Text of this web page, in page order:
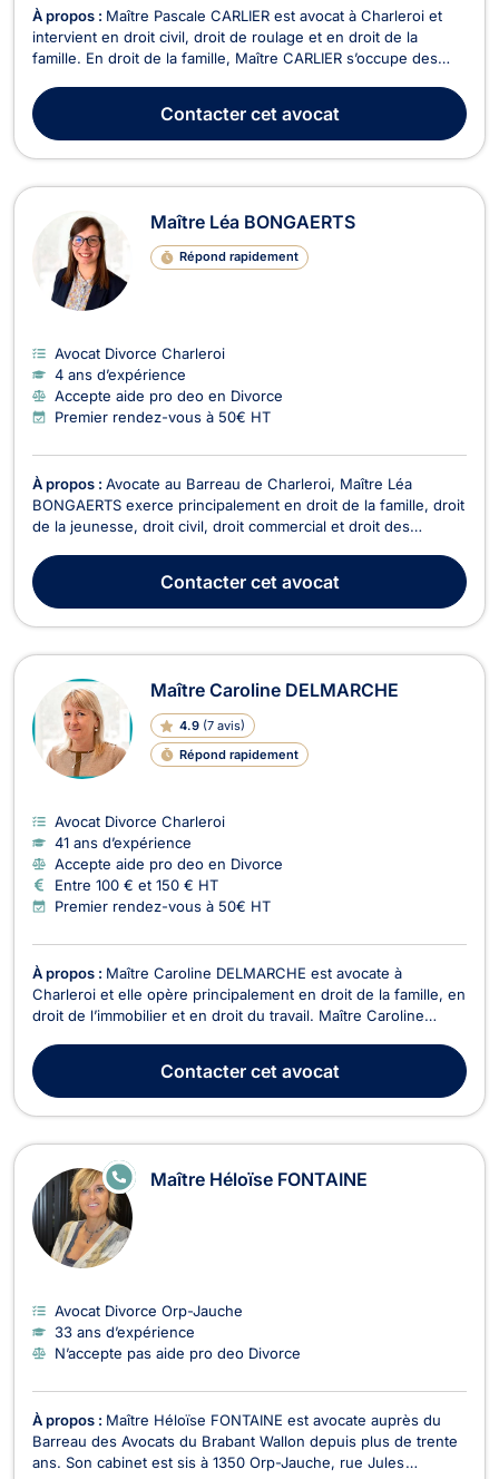
À propos : Maître Pascale CARLIER est avocat à Charleroi et
intervient en droit civil, droit de roulage et en droit de la
famille. En droit de la famille, Maître CARLIER s’occupe des
encore d’une rupture de cohabitation légale telles que la
pension alimentaires, la résidence d...
Contactercet avocat
Maître Léa BONGAERTS
Répond rapidement
Avocat Divorce Charleroi
4 ans d’expérience
Accepte aide pro deo en Divorce
Premier rendez-vous à 50€ HT
À propos : Avocate au Barreau de Charleroi, Maître Léa
BONGAERTS exerce principalement en droit de la famille, droit
de la jeunesse, droit civil, droit commercial et droit des
l’UCLouvain, elle a également suivi avec succès le certificat
universitaire en « Gestion de la restructurat...
Contactercet avocat
Maître Caroline DELMARCHE
4.9 (7 avis)
Répond rapidement
Avocat Divorce Charleroi
41 ans d’expérience
Accepte aide pro deo en Divorce
Entre 100 € et 150 € HT
Premier rendez-vous à 50€ HT
À propos : Maître Caroline DELMARCHE est avocate à
Charleroi et elle opère principalement en droit de la famille, en
droit de l’immobilier et en droit du travail. Maître Caroline
procédures relatives à la cohabitation légale, à la filiation, aux
divorces à l'amiable ou cont...
Contactercet avocat
Maître Héloïse FONTAINE
E
N
LI
G
N
E
Avocat Divorce Orp-Jauche
33 ans d’expérience
N’accepte pas aide pro deo Divorce
À propos : Maître Héloïse FONTAINE est avocate auprès du
Barreau des Avocats du Brabant Wallon depuis plus de trente
ans. Son cabinet est sis à 1350 Orp-Jauche, rue Jules